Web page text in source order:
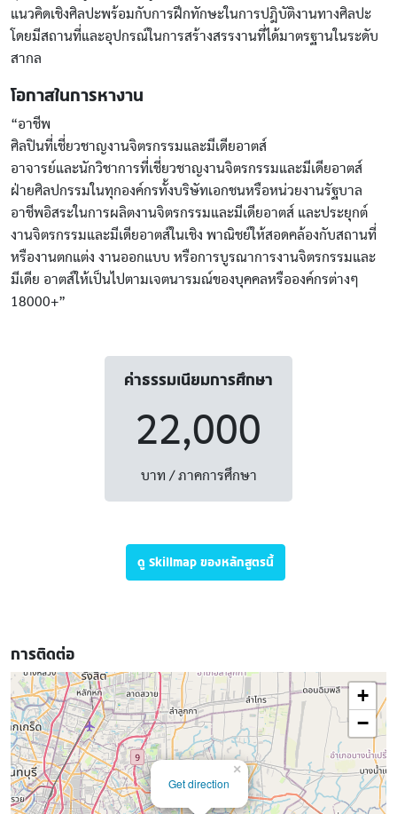
แนวคิดเชิงศิลปะพร้อมกับการฝึกทักษะในการปฎิบัติงานทางศิลปะ
โดยมีสถานที่และอุปกรณ์ในการสร้างสรรงานที่ได้มาตรฐานในระดับ
สากล
โอกาสในการหางาน
“อาชีพ
ศิลปินที่เชี่ยวชาญงานจิตรกรรมและมีเดียอาตส์
อาจารย์และนักวิชาการที่เชี่ยวชาญงานจิตรกรรมและมีเดียอาตส์
ฝ่ายศิลปกรรมในทุกองค์กรทั้งบริษัทเอกชนหรือหน่วยงานรัฐบาล
อาชีพอิสระในการผลิตงานจิตรกรรมและมีเดียอาตส์ และประยุกต์
งานจิตรกรรมและมีเดียอาตส์ในเชิง พาณิชย์ให้สอดคล้องกับสถานที่
หรืองานตกแต่ง งานออกแบบ หรือการบูรณาการงานจิตรกรรมและ
มีเดีย อาตส์ให้เป็นไปตามเจตนารมณ์ของบุคคลหรือองค์กรต่างๆ
18000+”
ค่าธรรมเนียมการศึกษา
22,000
บาท / ภาคการศึกษา
ดู Skillmap ของหลักสูตรนี้
การติดต่อ
Get direction
×
+
−